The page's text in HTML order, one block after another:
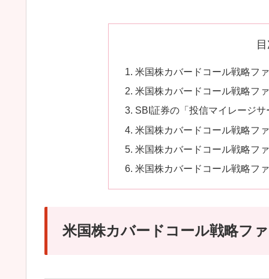
米国株カバードコール戦略フ
米国株カバードコール戦略フ
SBI証券の「投信マイレージ
米国株カバードコール戦略フ
米国株カバードコール戦略フ
米国株カバードコール戦略フ
米国株カバードコール戦略フ